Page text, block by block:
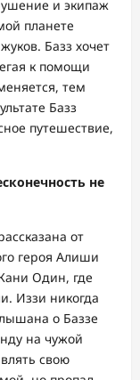
и экипаж
планете
Базз хочет
к помощи
тем
Базз
путешествие,
не
от
героя Алиши
Один, где
Иззи никогда
о Баззе
на чужой
свою